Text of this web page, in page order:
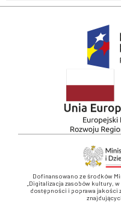
Dofinansowano ze środków
„Digitalizacja zasobów kultury,
dostępności i poprawa